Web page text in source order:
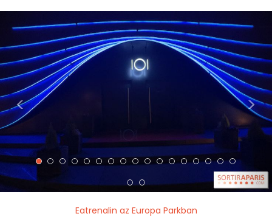
< >
Eatrenalin az Europa Parkban